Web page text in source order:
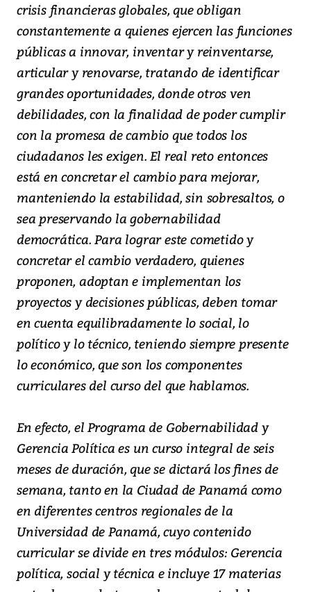
crisis financieras globales, que obligan
constantemente a quienes ejercen las funciones
públicas a innovar, inventar y reinventarse,
articular y renovarse, tratando de identificar
grandes oportunidades, donde otros ven
debilidades, con la finalidad de poder cumplir
con la promesa de cambio que todos los
ciudadanos les exigen. El real reto entonces
está en concretar el cambio para mejorar,
manteniendo la estabilidad, sin sobresaltos, o
sea preservando la gobernabilidad
democrática. Para lograr este cometido y
concretar el cambio verdadero, quienes
proponen, adoptan e implementan los
proyectos y decisiones públicas, deben tomar
en cuenta equilibradamente lo social, lo
político y lo técnico, teniendo siempre presente
lo económico, que son los componentes
curriculares del curso del que hablamos.
En efecto, el Programa de Gobernabilidad y
Gerencia Política es un curso integral de seis
meses de duración, que se dictará los fines de
semana, tanto en la Ciudad de Panamá como
en diferentes centros regionales de la
Universidad de Panamá, cuyo contenido
curricular se divide en tres módulos: Gerencia
política, social y técnica e incluye 17 materias